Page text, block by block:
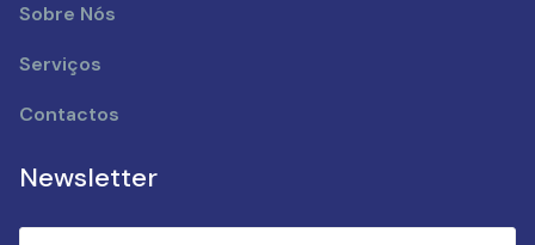
Sobre Nós
Serviços
Contactos
Newsletter